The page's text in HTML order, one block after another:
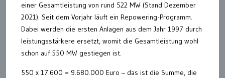
einer Gesamtleistung von rund 522 MW (Stand Dezember
2021). Seit dem Vorjahr läuft ein Repowering-Programm.
Dabei werden die ersten Anlagen aus dem Jahr 1997 durch
leistungsstärkere ersetzt, womit die Gesamtleistung wohl
schon auf 550 MW gestiegen ist.
550 x 17.600 = 9.680.000 Euro – das ist die Summe, die